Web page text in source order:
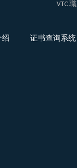
VTC
绍 证书查询系统